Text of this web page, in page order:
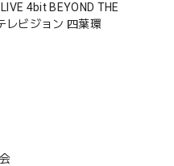
4bit BEYOND THE
レビジョン 四葉環